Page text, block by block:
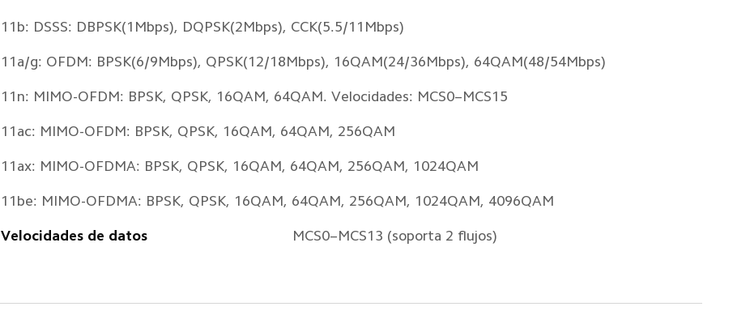
11b: DSSS: DBPSK(1Mbps), DQPSK(2Mbps), CCK(5.5/11Mbps)
11a/g: OFDM: BPSK(6/9Mbps), QPSK(12/18Mbps), 16QAM(24/36Mbps), 64QAM(48/54Mbps)
11n: MIMO-OFDM: BPSK, QPSK, 16QAM, 64QAM. Velocidades: MCS0–MCS15
11ac: MIMO-OFDM: BPSK, QPSK, 16QAM, 64QAM, 256QAM
11ax: MIMO-OFDMA: BPSK, QPSK, 16QAM, 64QAM, 256QAM, 1024QAM
11be: MIMO-OFDMA: BPSK, QPSK, 16QAM, 64QAM, 256QAM, 1024QAM, 4096QAM
Velocidades de datos MCS0–MCS13 (soporta 2 flujos)